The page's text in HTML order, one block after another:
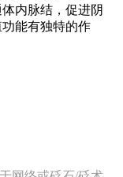
内脉结，促进阴
能有独特的作